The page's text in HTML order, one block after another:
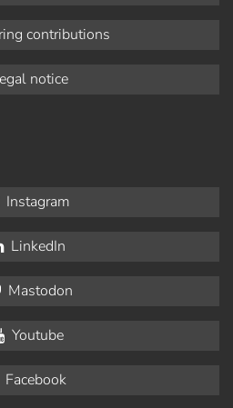
contributions
notice
Instagram
LinkedIn
Mastodon
Youtube
Facebook